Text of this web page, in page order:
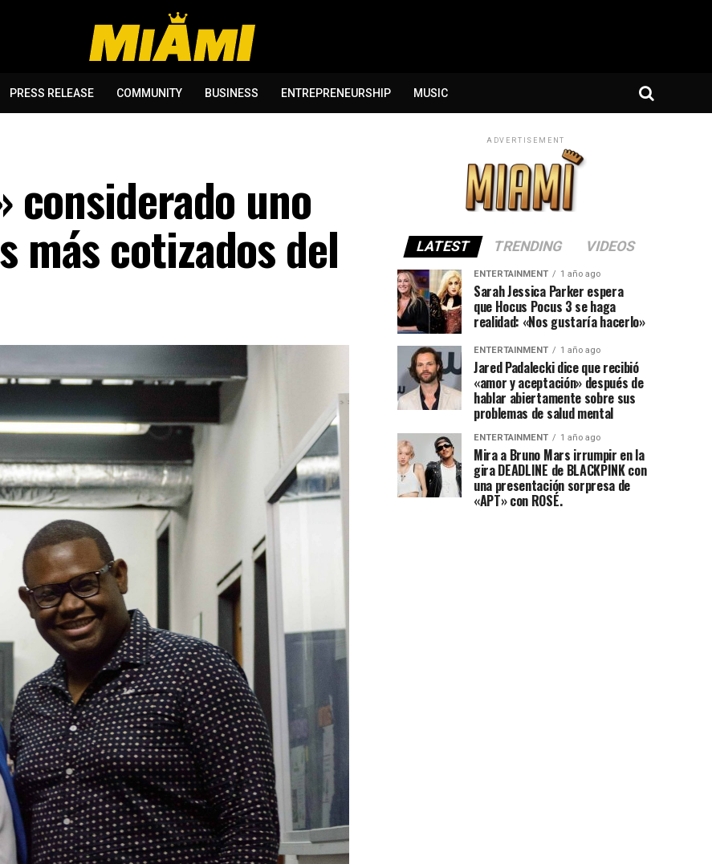
PRESS RELEASE COMMUNITY BUSINESS ENTREPRENEURSHIP MUSIC
considerado uno
más cotizados del
ADVERTISEMENT
LATEST TRENDING VIDEOS
ENTERTAINMENT 1 año ago
Sarah Jessica Parker espera
que Hocus Pocus 3 se haga
realidad: «Nos gustaría hacerlo»
ENTERTAINMENT 1 año ago
Jared Padalecki dice que recibió
«amor y aceptación» después de
hablar abiertamente sobre sus
problemas de salud mental
ENTERTAINMENT 1 año ago
Mira a Bruno Mars irrumpir en la
gira DEADLINE de BLACKPINK con
una presentación sorpresa de
«APT» con ROSÉ.